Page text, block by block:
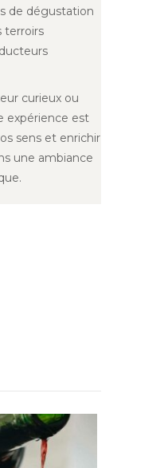
de dégustation
terroirs
curieux ou
expérience est
sens et enrichir
une ambiance